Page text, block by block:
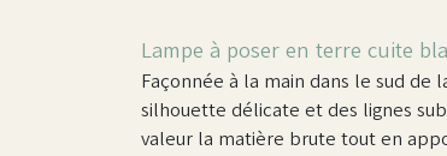
Lampe à poser en terre cuite
Façonnée à la main dans le sud de
silhouette délicate et des lignes
valeur la matière brute tout en